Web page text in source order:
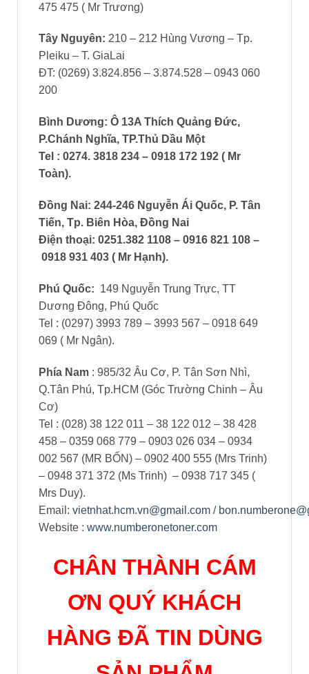
475 475 ( Mr Trương)
Tây Nguyên: 210 – 212 Hùng Vương – Tp.
Pleiku – T. GiaLai
ĐT: (0269) 3.824.856 – 3.874.528 – 0943 060
200
Bình Dương: Ô 13A Thích Quảng Đức,
P.Chánh Nghĩa, TP.Thủ Dầu Một
Tel : 0274. 3818 234 – 0918 172 192 ( Mr
Toàn).
Đồng Nai: 244-246 Nguyễn Ái Quốc, P. Tân
Tiến, Tp. Biên Hòa, Đồng Nai
Điện thoại: 0251.382 1108 – 0916 821 108 –
0918 931 403 ( Mr Hạnh).
Phú Quốc: 149 Nguyễn Trung Trực, TT
Dương Đông, Phú Quốc
Tel : (0297) 3993 789 – 3993 567 – 0918 649
069 ( Mr Ngân).
Phía Nam : 985/32 Âu Cơ, P. Tân Sơn Nhì,
Q.Tân Phú, Tp.HCM (Góc Trường Chinh – Âu
Cơ)
Tel : (028) 38 122 011 – 38 122 012 – 38 428
458 – 0359 068 779 – 0903 026 034 – 0934
002 567 (MR BỔN) – 0902 400 555 (Mrs Trinh)
– 0948 371 372 (Ms Trinh) – 0938 717 345 (
Mrs Duy).
Email: vietnhat.hcm.vn@gmail.com /
Website : www.numberonetoner.com
CHÂN THÀNH CÁM
ƠN QUÝ KHÁCH
HÀNG ĐÃ TIN DÙNG